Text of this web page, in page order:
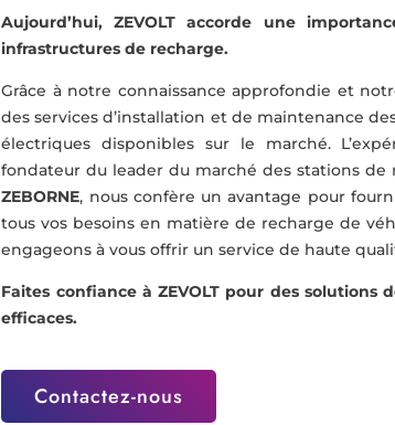
Aujourd’hui, ZEVOLT accorde une
infrastructures de recharge.
Grâce à notre connaissance approfondie et
des services d’installation et de maintenance
électriques disponibles sur le marché.
fondateur du leader du marché des stations de
ZEBORNE, nous confère un avantage pour
tous vos besoins en matière de recharge de
engageons à vous offrir un service de haute
Faites confiance à ZEVOLT pour des
efficaces.
Contactez-nous